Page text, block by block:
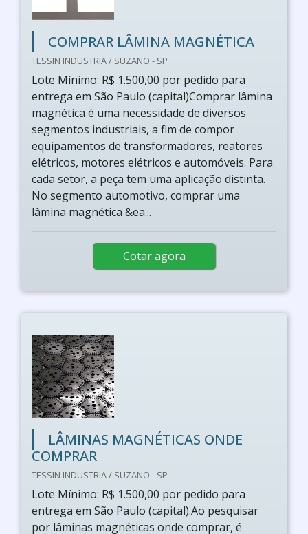
COMPRAR LÂMINA MAGNÉTICA
TESSIN INDUSTRIA / SUZANO - SP
Lote Mínimo: R$ 1.500,00 por pedido para
entrega em São Paulo (capital)Comprar lâmina
magnética é uma necessidade de diversos
segmentos industriais, a fim de compor
equipamentos de transformadores, reatores
elétricos, motores elétricos e automóveis. Para
cada setor, a peça tem uma aplicação distinta.
No segmento automotivo, comprar uma
lâmina magnética &ea...
Cotar agora
LÂMINAS MAGNÉTICAS ONDE
COMPRAR
TESSIN INDUSTRIA / SUZANO - SP
Lote Mínimo: R$ 1.500,00 por pedido para
entrega em São Paulo (capital).Ao pesquisar
por lâminas magnéticas onde comprar, é